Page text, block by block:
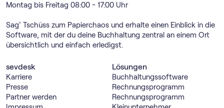
Montag bis Freitag 08:00 - 17:00 Uhr
Sag’ Tschüss zum Papierchaos und erhalte einen Einblick in die
Software, mit der du deine Buchhaltung zentral an einem Ort
übersichtlich und einfach erledigst.
sevdesk
Karriere
Presse
Partner werden
Lösungen
Buch­haltungs­software
Rechnungs­programm
Rechnungs­programm